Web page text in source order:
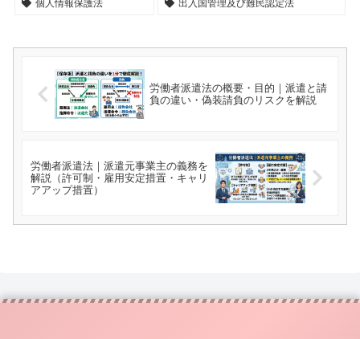
個人情報保護法 出入国管理及び難民認定法
労働者派遣法の概要・目的｜派遣と請
負の違い・偽装請負のリスクを解説
労働者派遣法｜派遣元事業主の義務を
解説（許可制・雇用安定措置・キャリ
アアップ措置）